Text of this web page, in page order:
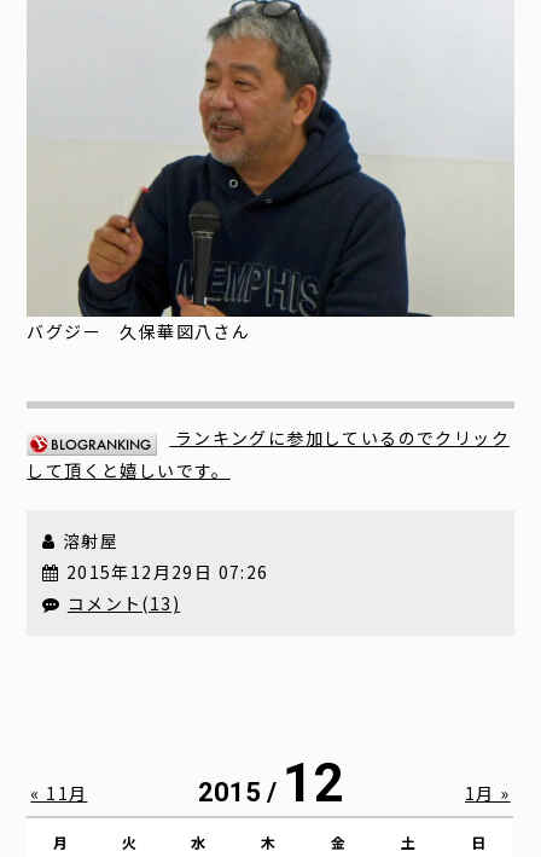
バグジー 久保華図八さん
ランキングに参加しているのでクリック
して頂くと嬉しいです。
溶射屋
2015年12月29日 07:26
コメント(13)
2015 / 12
月 火 水 木 金 土 日
« 11月 1月 »